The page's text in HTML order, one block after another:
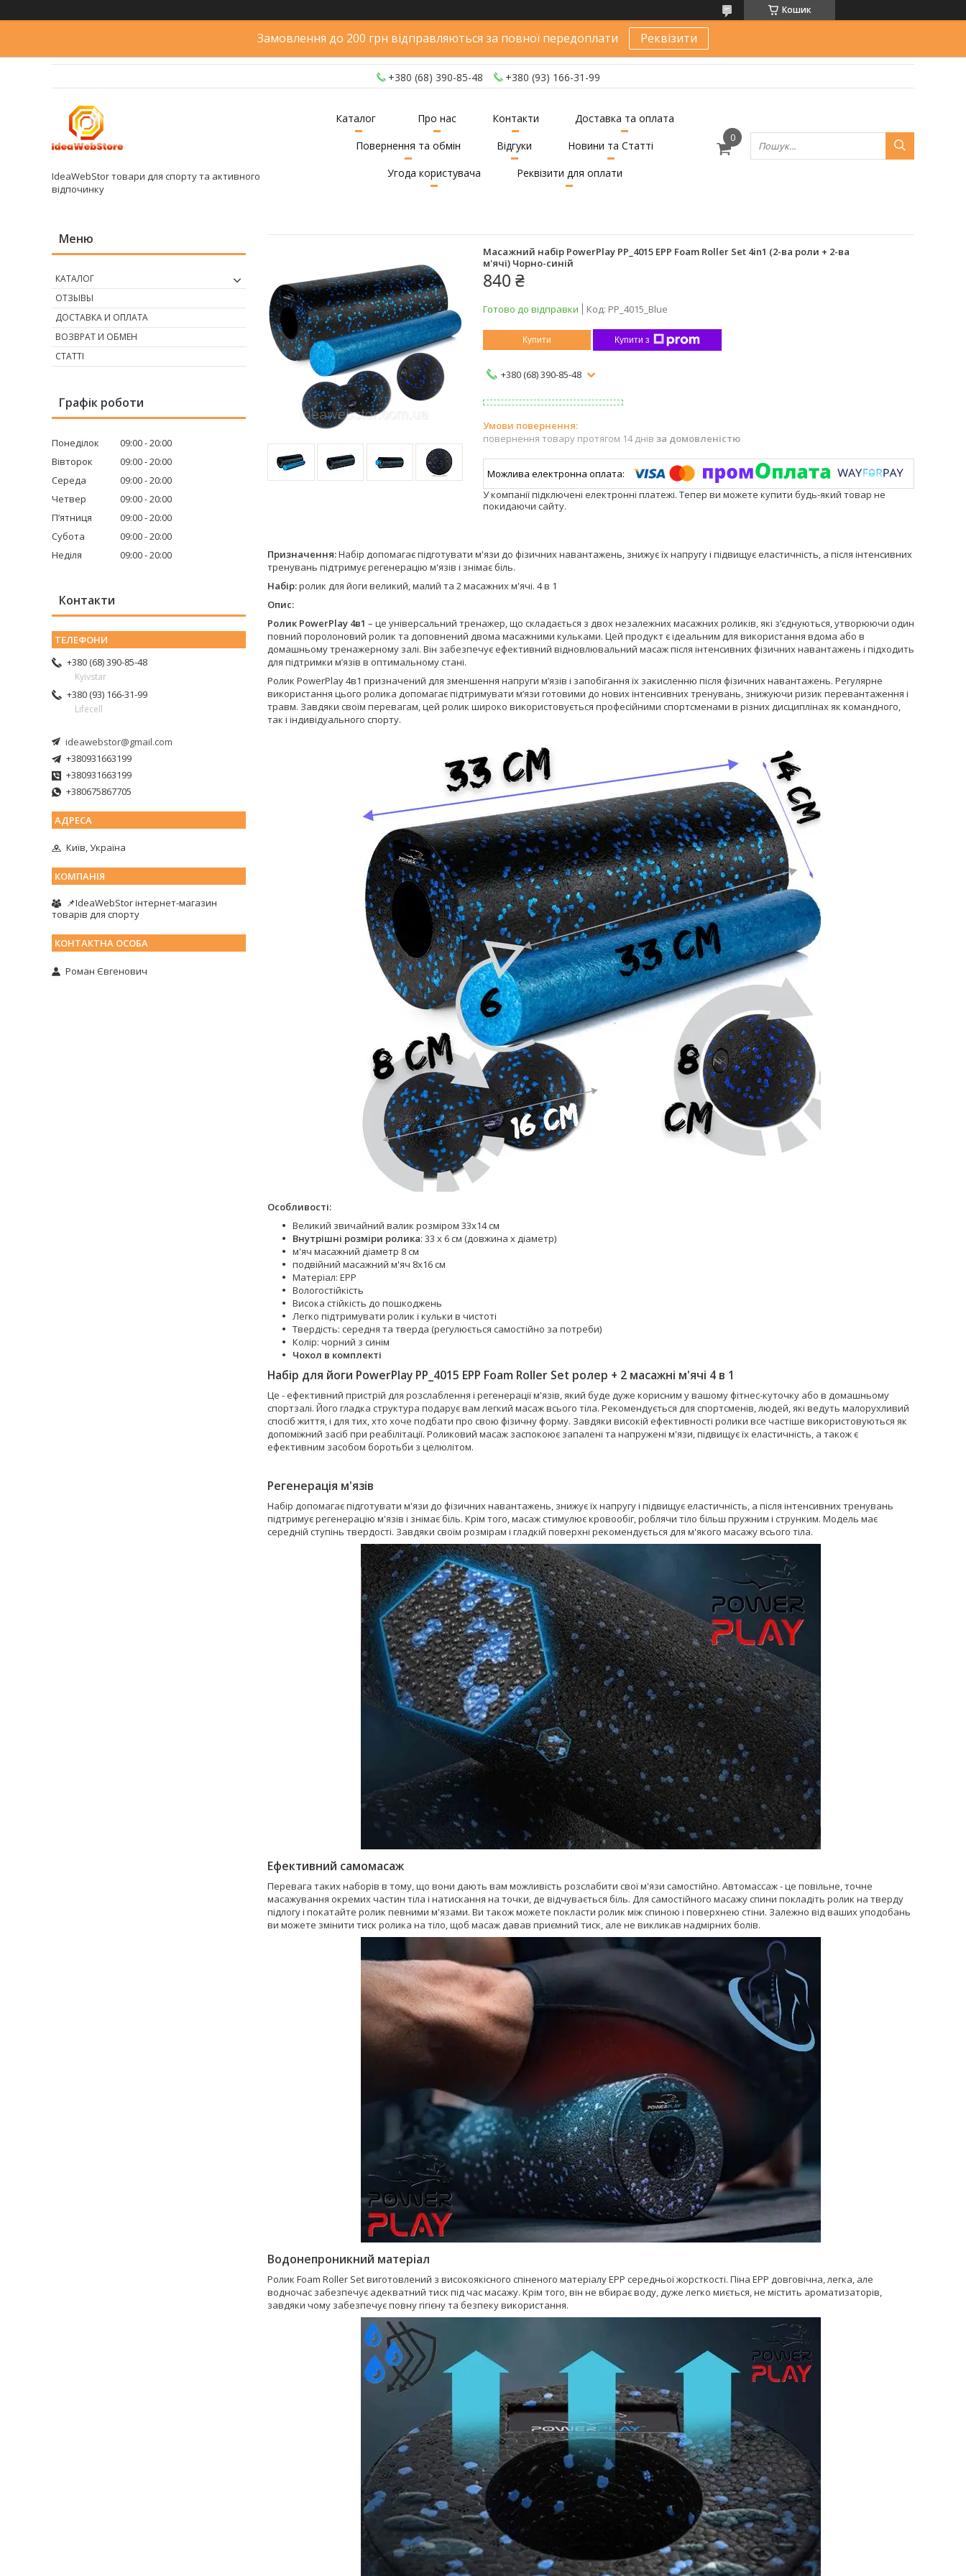
Кошик
Замовлення до 200 грн відправляються за повної передоплати Реквізити
+380 (68) 390-85-48 +380 (93) 166-31-99
IdeaWebStor товари для спорту та активного
відпочинку
Каталог Про нас Контакти
Доставка та оплата
Повернення та обмін
Відгуки
Новини та Статті
Угода користувача
Реквізити для оплати
Масажний набір PowerPlay PP_4015 EPP Foam Roller Set 4in1 (2-ва роли + 2-ва
м'ячі) Чорно-синій
840 ₴
Готово до відправки Код: PP_4015_Blue
Купити Купити з
+380 (68) 390-85-48
повернення товару протягом 14 днів за домовленістю
У компанії підключені електронні платежі. Тепер ви можете купити будь-який товар не
покидаючи сайту.
Призначення:Набір допомагає підготувати м'язи до фізичних навантажень, знижує їх напругу і підвищує еластичність, а після інтенсивних
тренувань підтримує регенерацію м'язів і знімає біль.
Набір:ролик для йоги великий, малий та 2 масажних м'ячі. 4 в 1
Опис:
Ролик PowerPlay 4в1 – це універсальний тренажер, що складається з двох незалежних масажних роликів, які з’єднуються, утворюючи один
повний поролоновий ролик та доповнений двома масажними кульками. Цей продукт є ідеальним для використання вдома або в
домашньому тренажерному залі. Він забезпечує ефективний відновлювальний масаж після інтенсивних фізичних навантажень і підходить
для підтримки м’язів в оптимальному стані.
Ролик PowerPlay 4в1 призначений для зменшення напруги м’язів і запобігання їх закисленню після фізичних навантажень. Регулярне
використання цього ролика допомагає підтримувати м’язи готовими до нових інтенсивних тренувань, знижуючи ризик перевантаження і
травм. Завдяки своїм перевагам, цей ролик широко використовується професійними спортсменами в різних дисциплінах як командного,
так і індивідуального спорту.
Особливості:
Великий звичайний валик розміром 33х14 см
Внутрішні розміри ролика: 33 х 6 см (довжина х діаметр)
м'яч масажний діаметр 8 см
подвійний масажний м'яч 8х16 см
Матеріал: EPP
Вологостійкість
Висока стійкість до пошкоджень
Легко підтримувати ролик і кульки в чистоті
Твердість: середня та тверда (регулюється самостійно за потреби)
Колір: чорний з синім
Чохол в комплекті
Набір для йоги PowerPlay PP_4015 EPP Foam Roller Set ролер + 2 масажні м'ячі 4 в 1
Це - ефективний пристрій для розслаблення і регенерації м'язів, який буде дуже корисним у вашому фітнес-куточку або в домашньому
спортзалі. Його гладка структура подарує вам легкий масаж всього тіла. Рекомендується для спортсменів, людей, які ведуть малорухливий
спосіб життя, і для тих, хто хоче подбати про свою фізичну форму. Завдяки високій ефективності ролики все частіше використовуються як
допоміжний засіб при реабілітації. Роликовий масаж заспокоює запалені та напружені м'язи, підвищує їх еластичність, а також є
ефективним засобом боротьби з целюлітом.
Регенерація м'язів
Набір допомагає підготувати м'язи до фізичних навантажень, знижує їх напругу і підвищує еластичність, а після інтенсивних тренувань
підтримує регенерацію м'язів і знімає біль. Крім того, масаж стимулює кровообіг, роблячи тіло більш пружним і струнким. Модель має
середній ступінь твердості. Завдяки своїм розмірам і гладкій поверхні рекомендується для м'якого масажу всього тіла.
Ефективний самомасаж
Перевага таких наборів в тому, що вони дають вам можливість розслабити свої м'язи самостійно. Автомассаж - це повільне, точне
масажування окремих частин тіла і натискання на точки, де відчувається біль. Для самостійного масажу спини покладіть ролик на тверду
підлогу і покатайте ролик певними м'язами. Ви також можете покласти ролик між спиною і поверхнею стіни. Залежно від ваших уподобань
ви можете змінити тиск ролика на тіло, щоб масаж давав приємний тиск, але не викликав надмірних болів.
Водонепроникний матеріал
Ролик Foam Roller Set виготовлений з високоякісного спіненого матеріалу EPР середньої жорсткості. Піна EPР довговічна, легка, але
водночас забезпечує адекватний тиск під час масажу. Крім того, він не вбирає воду, дуже легко миється, не містить ароматизаторів,
завдяки чому забезпечує повну гігієну та безпеку використання.
КАТАЛОГ
ОТЗЫВЫ
ДОСТАВКА И ОПЛАТА
ВОЗВРАТ И ОБМЕН
СТАТТІ
Графік роботи
Понеділок 09:00 20:00
Вівторок
09:00 20:00
Середа
09:00 20:00
Четвер
09:00 20:00
Пʼятниця
09:00 20:00
Субота
09:00 20:00
Неділя
09:00 20:00
Контакти
+380 (68) 390-85-48
Kyivstar
+380 (93) 166-31-99
Lifecell
ideawebstor@gmail.com
+380931663199
+380931663199
+380675867705
Київ, Україна
📌IdeaWebStor інтернет-магазин
товарів для спорту
Роман Євгенович